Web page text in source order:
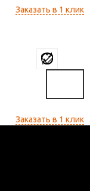
Заказать в 1 клик
Заказать в 1 клик